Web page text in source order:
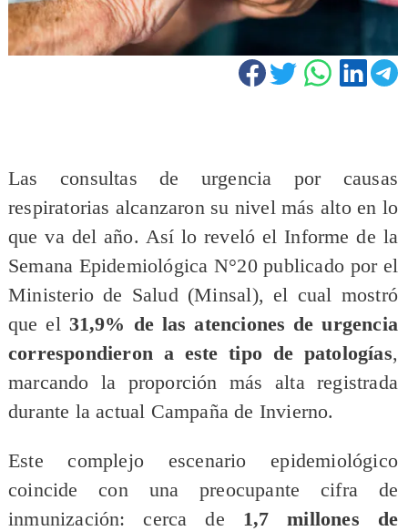
Las consultas de urgencia por causas
respiratorias alcanzaron su nivel más alto en lo
que va del año. Así lo reveló el Informe de la
Semana Epidemiológica N°20 publicado por el
Ministerio de Salud (Minsal), el cual mostró
que el 31,9% de las atenciones de urgencia
correspondieron a este tipo de patologías,
marcando la proporción más alta registrada
durante la actual Campaña de Invierno.
Este complejo escenario epidemiológico
coincide con una preocupante cifra de
inmunización: cerca de 1,7 millones de